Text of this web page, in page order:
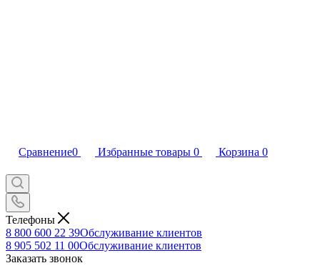
Сравнение0 Избранные товары 0 Корзина 0
Телефоны
8 800 600 22 39Обслуживание клиентов
8 905 502 11 00Обслуживание клиентов
Заказать звонок